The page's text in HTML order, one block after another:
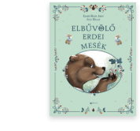
Természettudomány
Történelem